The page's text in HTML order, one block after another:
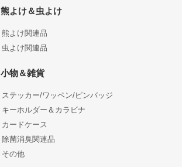
熊よけ＆虫よけ
熊よけ関連品
虫よけ関連品
小物＆雑貨
ステッカー/ワッペン/ピンバッジ
キーホルダー＆カラビナ
カードケース
除菌消臭関連品
その他